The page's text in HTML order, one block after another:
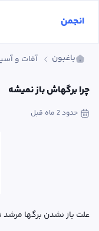
باغبون آفات و
چرا برگهاش باز نمیشه
حدود 2 ماه قبل
علت باز نشدن برگها
انجمن